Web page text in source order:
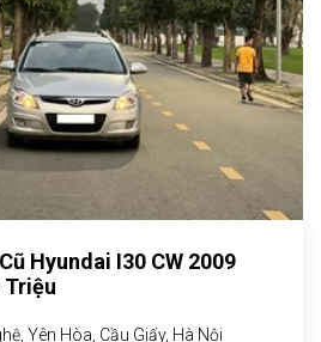
Hyundai I30 CW 2009
Triệu
Yên Hòa, Cầu Giấy, Hà Nội